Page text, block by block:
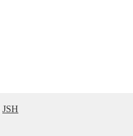
JSH